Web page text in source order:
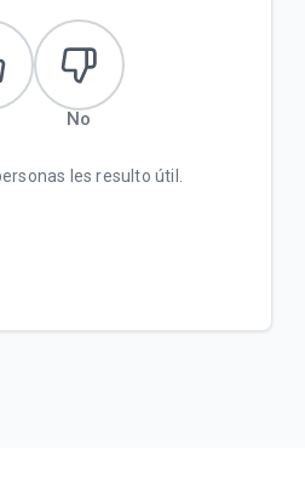
No
les resulto útil.